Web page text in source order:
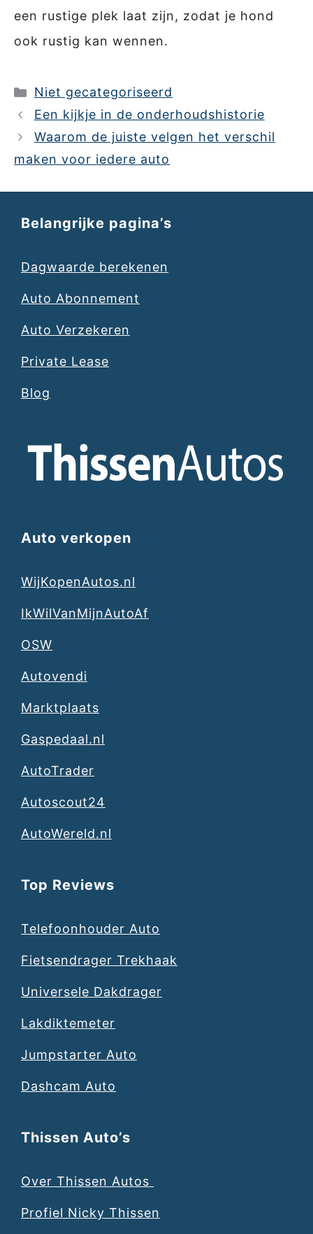
een rustige plek laat zijn, zodat je hond
ook rustig kan wennen.
Categorieën
Niet gecategoriseerd
Een kijkje in de onderhoudshistorie
Waarom de juiste velgen het verschil
maken voor iedere auto
Belangrijke pagina’s
Dagwaarde berekenen
Auto Abonnement
Auto Verzekeren
Private Lease
Blog
Auto verkopen
WijKopenAutos.nl
IkWilVanMijnAutoAf
OSW
Autovendi
Marktplaats
Gaspedaal.nl
AutoTrader
Autoscout24
AutoWereld.nl
Top Reviews
Telefoonhouder Auto
Fietsendrager Trekhaak
Universele Dakdrager
Lakdiktemeter
Jumpstarter Auto
Dashcam Auto
Thissen Auto’s
Over Thissen Autos
Profiel Nicky Thissen